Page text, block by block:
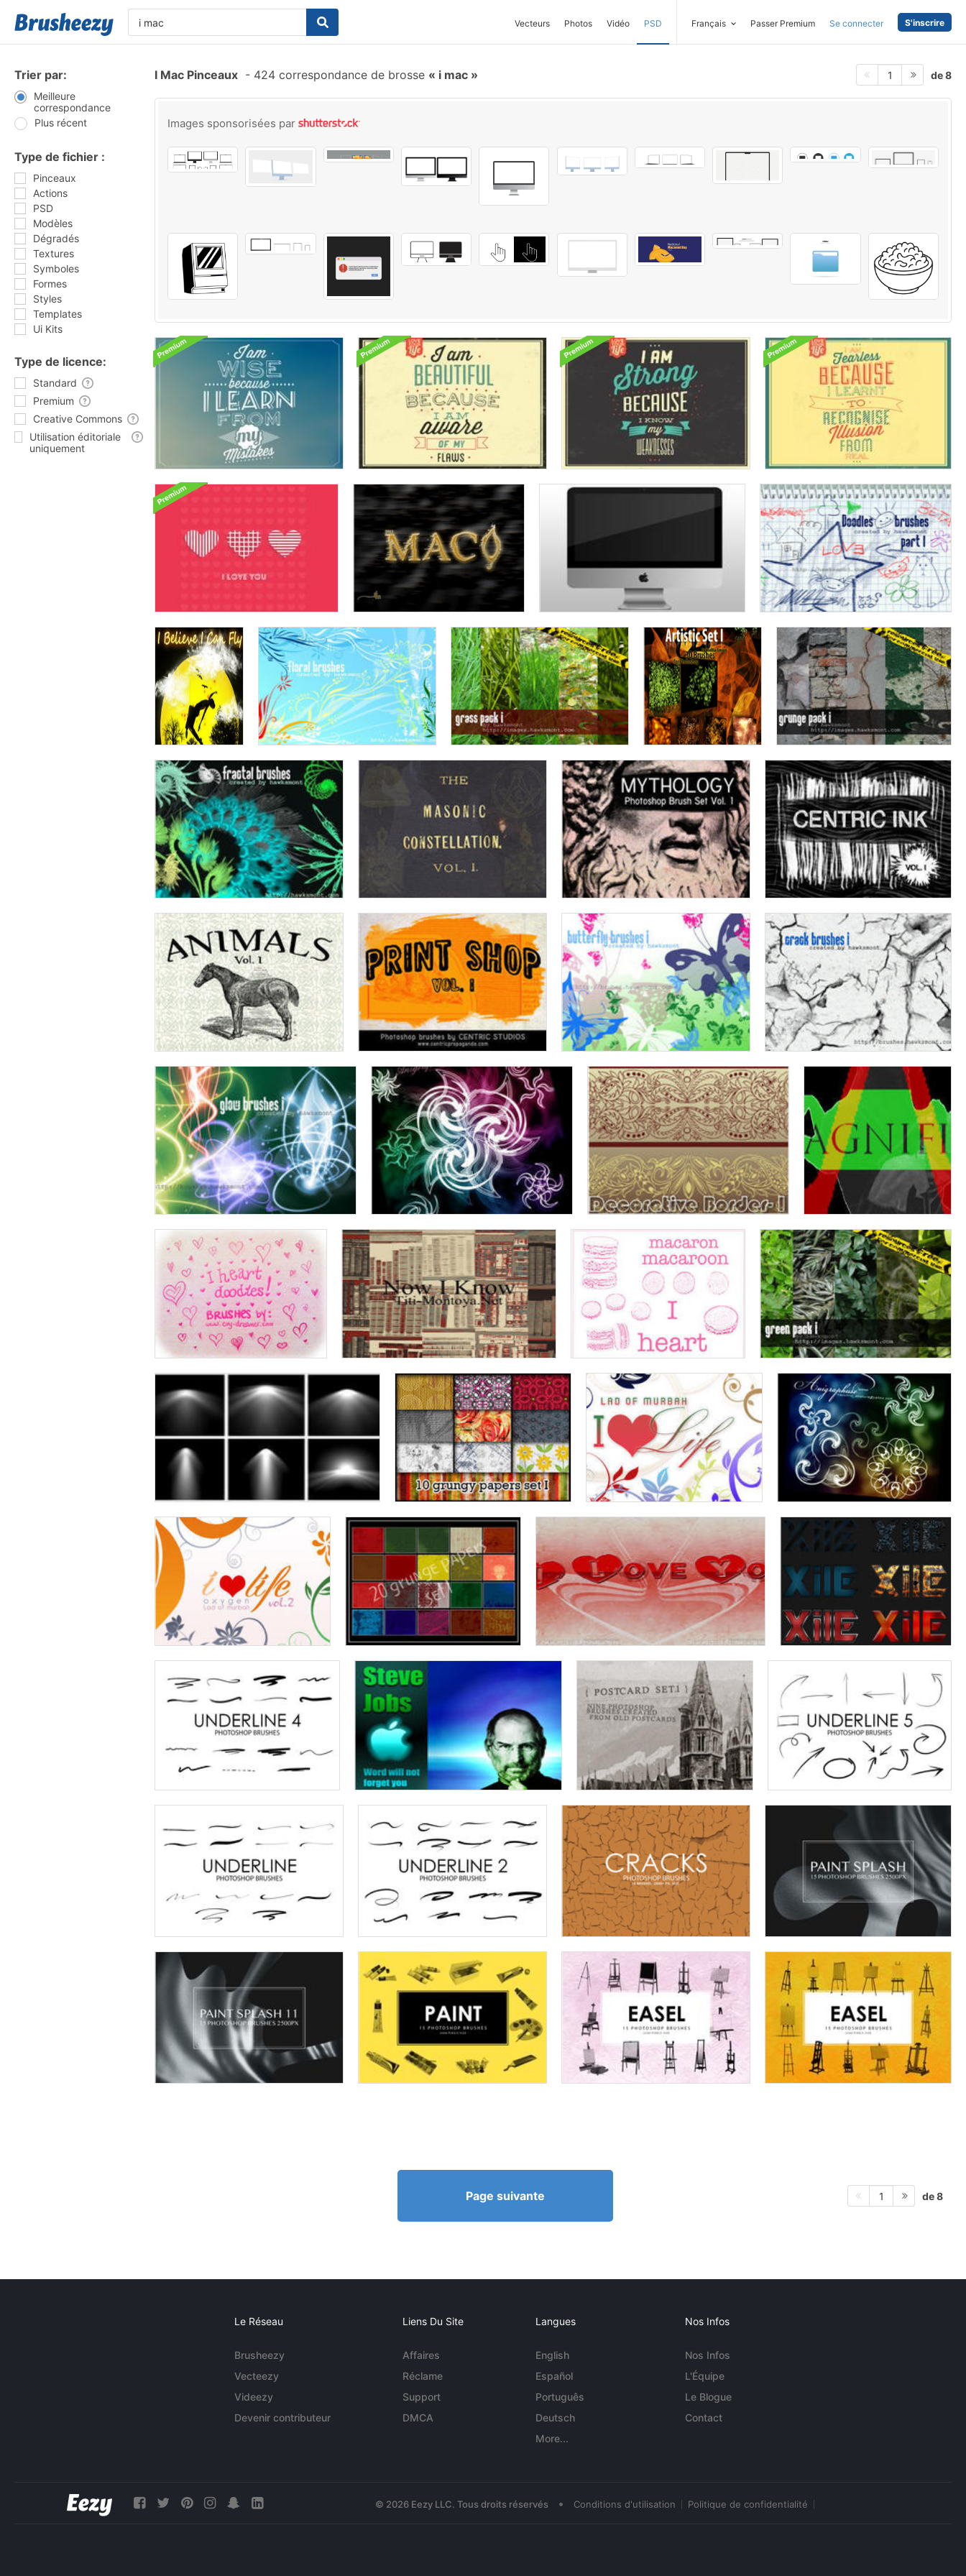
Vecteurs Photos Vidéo PSD Français Passer Premium Se connecter S'inscrire
Trier par:
Meilleure
correspondance
Plus récent
Type de fichier :
Pinceaux
Actions
PSD
Modèles
Dégradés
Textures
Symboles
Formes
Styles
Templates
Ui Kits
Type de licence:
Standard
Premium
Creative Commons
Utilisation éditoriale
uniquement
I Mac Pinceaux - 424 correspondance de brosse i mac 1 de 8
Images sponsorisées par
Page suivante 1 de 8
Le Réseau
Brusheezy
Vecteezy
Videezy
Devenir contributeur
Liens Du Site
Affaires
Réclame
Support
DMCA
Langues
English
Español
Português
Deutsch
More...
Nos Infos
Nos Infos
L'Équipe
Le Blogue
Contact
© 2026 Eezy LLC. Tous droits réservés • Conditions d'utilisation Politique de confidentialité